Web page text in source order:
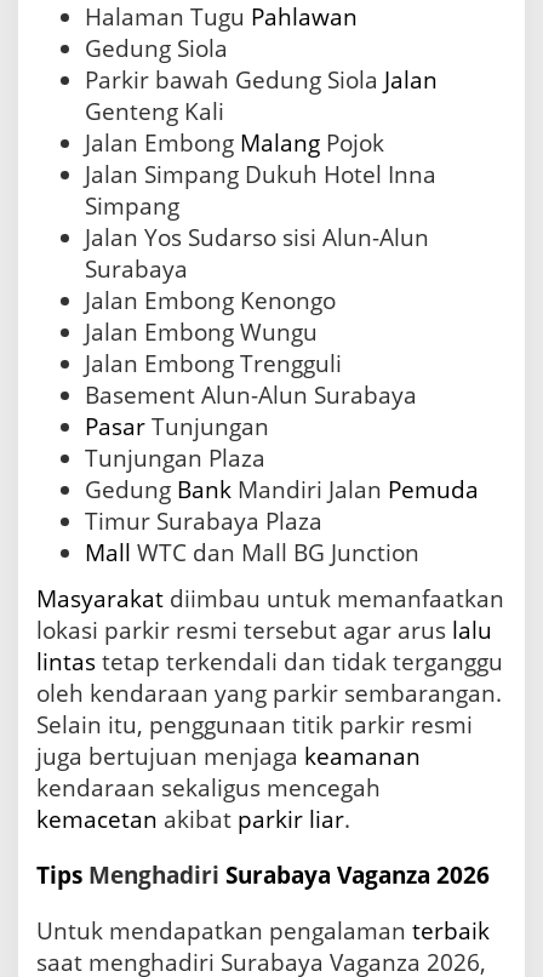
Halaman Tugu Pahlawan
Gedung Siola
Parkir bawah Gedung Siola Jalan
Genteng Kali
Jalan Embong Malang Pojok
Jalan Simpang Dukuh Hotel Inna
Simpang
Jalan Yos Sudarso sisi Alun-Alun
Surabaya
Jalan Embong Kenongo
Jalan Embong Wungu
Jalan Embong Trengguli
Basement Alun-Alun Surabaya
PasarTunjungan
Tunjungan Plaza
Gedung Bank Mandiri Jalan Pemuda
Timur Surabaya Plaza
Mall WTC dan Mall BG Junction
Masyarakat diimbau untuk memanfaatkan
lokasi parkir resmi tersebut agar arus lalu
lintastetap terkendali dan tidak terganggu
oleh kendaraan yang parkir sembarangan.
Selain itu, penggunaan titik parkir resmi
juga bertujuan menjaga keamanan
kendaraan sekaligus mencegah
kemacetan akibat parkir liar.
Tips Menghadiri Surabaya Vaganza 2026
Untuk mendapatkan pengalaman terbaik
saat menghadiri Surabaya Vaganza 2026,